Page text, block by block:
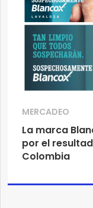
MERCADEO
La marca
por el
Colombia